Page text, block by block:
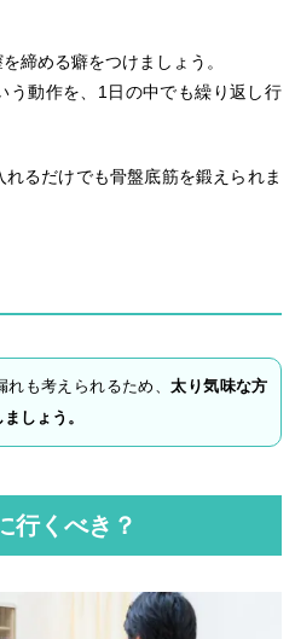
締める癖をつけましょう。
う動作を、1日の中でも繰り返し行
るだけでも骨盤底筋を鍛えられま
れも考えられるため、太り気味な方
しょう。
行くべき？